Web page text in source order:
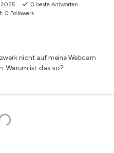
2025 0 beste Antworten
0 Followers
nicht auf meine Webcam
Warum ist das so?